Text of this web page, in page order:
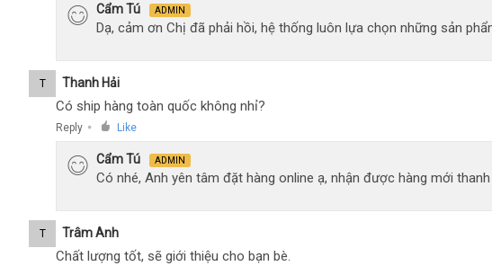
Cẩm Tú ADMIN
Dạ, cảm ơn Chị đã phải hồi, hệ thống luôn lựa chọn những sản
T Thanh Hải
Có ship hàng toàn quốc không nhỉ?
Reply ● Like
Cẩm Tú ADMIN
Có nhé, Anh yên tâm đặt hàng online ạ, nhận được hàng mới
T Trâm Anh
Chất lượng tốt, sẽ giới thiệu cho bạn bè.